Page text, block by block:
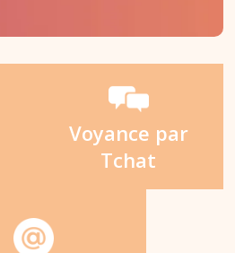
Voyance par
Tchat